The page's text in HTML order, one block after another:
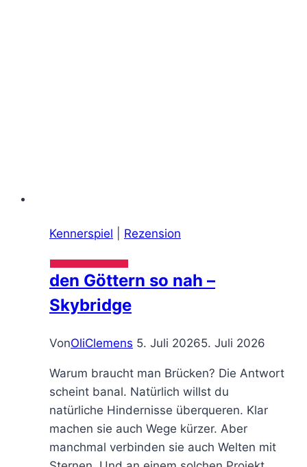
Kennerspiel Rezension
den Göttern so nah –
Skybridge
VonOliClemens 5. Juli 20265. Juli 2026
Warum braucht man Brücken? Die Antwort
scheint banal. Natürlich willst du
natürliche Hindernisse überqueren. Klar
machen sie auch Wege kürzer. Aber
manchmal verbinden sie auch Welten mit